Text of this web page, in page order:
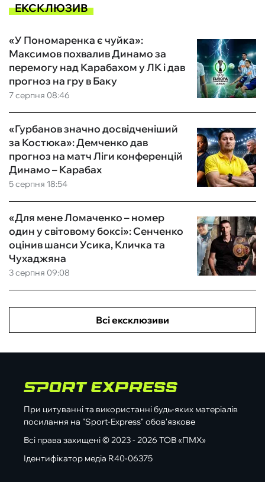
ЕКСКЛЮЗИВ
7 серпня 08:46
«У Пономаренка є чуйка»:
Максимов похвалив Динамо за
перемогу над Карабахом у ЛК і дав
прогноз на гру в Баку
5 серпня 18:54
«Гурбанов значно досвідченіший
за Костюка»: Демченко дав
прогноз на матч Ліги конференцій
Динамо – Карабах
3 серпня 09:08
«Для мене Ломаченко – номер
один у світовому боксі»: Сенченко
оцінив шанси Усика, Кличка та
Чухаджяна
Всі ексклюзиви
При цитуванні та використанні будь-яких матеріалів
посилання на "Sport-Express" обов'язкове
Всі права захищені © 2023 - 2026 ТОВ «ПМХ»
Ідентифікатор медіа R40-06375